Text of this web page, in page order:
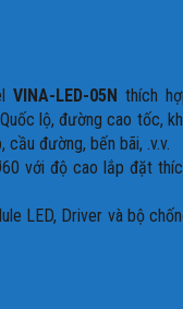
VINA-LED-05N thích
lộ, đường cao tốc,
đường, bến bãi, .v.v.
với độ cao lắp đặt
LED, Driver và bộ